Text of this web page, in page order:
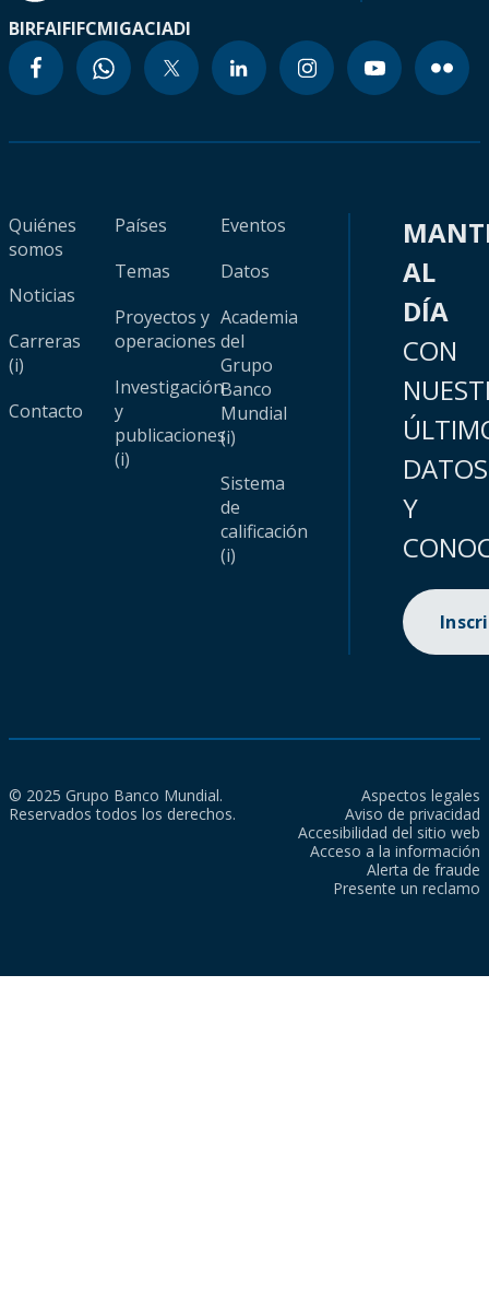
BIRFAIFIFCMIGACIADI
Quiénes
somos
Noticias
Carreras
(i)
Contacto
Países
Temas
Proyectos y
operaciones
Investigación
y
publicaciones
(i)
Eventos
Datos
Academia
del
Grupo
Banco
Mundial
(i)
Sistema
de
calificación
(i)
AL
DÍA
CON
DATOS
Y
© 2025 Grupo Banco Mundial.
Reservados todos los derechos.
Aspectos legales
Aviso de privacidad
Accesibilidad del sitio web
Acceso a la información
Alerta de fraude
Presente un reclamo